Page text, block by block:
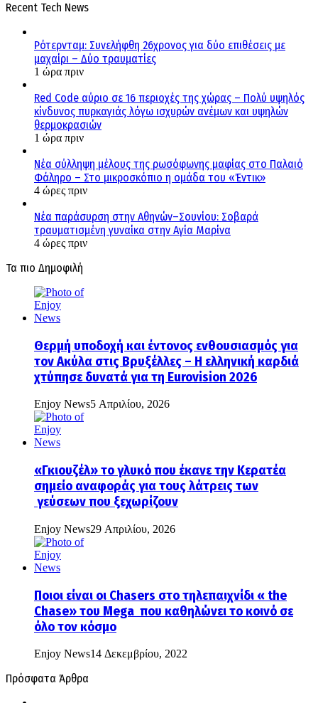
Recent Tech News
Ρότερνταμ: Συνελήφθη 26χρονος για δύο επιθέσεις με
μαχαίρι – Δύο τραυματίες
1 ώρα πριν
Red Code αύριο σε 16 περιοχές της χώρας – Πολύ υψηλός
κίνδυνος πυρκαγιάς λόγω ισχυρών ανέμων και υψηλών
θερμοκρασιών
1 ώρα πριν
Νέα σύλληψη μέλους της ρωσόφωνης μαφίας στο Παλαιό
Φάληρο – Στο μικροσκόπιο η ομάδα του «Έντικ»
4 ώρες πριν
Νέα παράσυρση στην Αθηνών–Σουνίου: Σοβαρά
τραυματισμένη γυναίκα στην Αγία Μαρίνα
4 ώρες πριν
Τα πιο Δημοφιλή
Θερμή υποδοχή και έντονος ενθουσιασμός για
τον Ακύλα στις Βρυξέλλες – Η ελληνική καρδιά
χτύπησε δυνατά για τη Eurovision 2026
Enjoy News5 Απριλίου, 2026
«Γκιουζέλ» το γλυκό που έκανε την Κερατέα
σημείο αναφοράς για τους λάτρεις των
γεύσεων που ξεχωρίζουν
Enjoy News29 Απριλίου, 2026
Ποιοι είναι οι Chasers στο τηλεπαιχνίδι « the
Chase» του Mega που καθηλώνει το κοινό σε
όλο τον κόσμο
Enjoy News14 Δεκεμβρίου, 2022
Πρόσφατα Άρθρα